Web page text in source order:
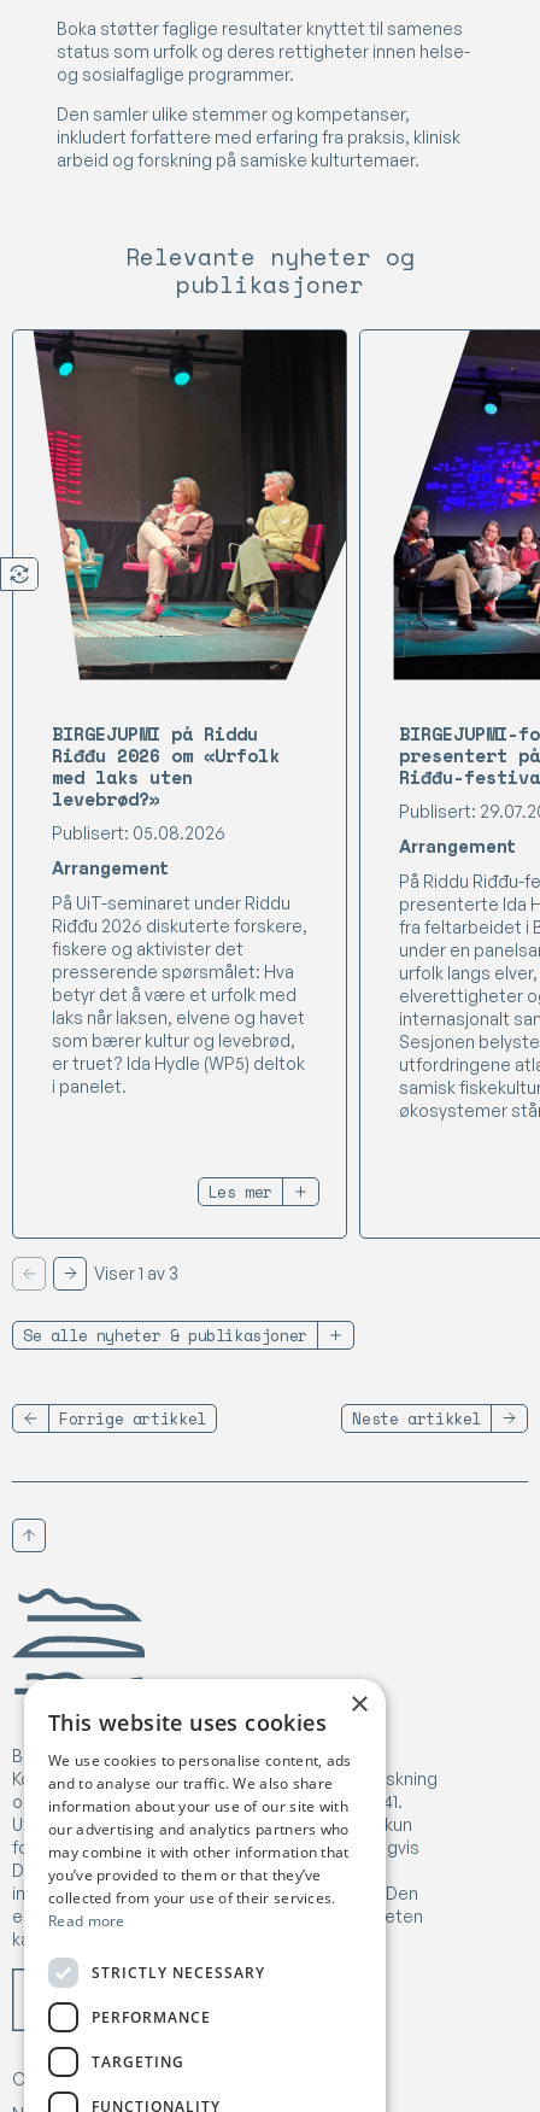
Boka støtter faglige resultater knyttet til samenes
status som urfolk og deres rettigheter innen helse-
og sosialfaglige programmer.
Den samler ulike stemmer og kompetanser,
inkludert forfattere med erfaring fra praksis, klinisk
arbeid og forskning på samiske kulturtemaer.
Relevante nyheter og
publikasjoner
BIRGEJUPMI på Riddu
Riđđu 2026 om «Urfolk
med laks uten
levebrød?»
Publisert: 05.08.2026
Arrangement
På UiT-seminaret under Riddu
Riđđu 2026 diskuterte forskere,
fiskere og aktivister det
presserende spørsmålet: Hva
betyr det å være et urfolk med
laks når laksen, elvene og havet
som bærer kultur og levebrød,
er truet? Ida Hydle (WP5) deltok
i panelet.
Les mer
BIRGEJUPMI-
presentert
Riđđu-
Publisert:
Arrangement
På Riddu Riđđu-
presenterte Ida
fra feltarbeidet i
under en
urfolk langs elver,
elverettigheter
internasjonalt
Sesjonen belyste
utfordringene
samisk
økosystemer
ForrigeNesteViser 1 av 3
Se alle nyheter & publikasjoner
Forrige artikkel Neste artikkel
Scroll til toppen
Birgejupmi
Birgejupmi har mottatt finansiering fra Europa-
Kommisjonens Horizon Europe-program for forskning
og innovasjon under tilskuddsavtale nr. 101182041.
Uttrykte meninger og vurderinger er imidlertid kun
forfatterens egne og reflekterer ikke nødvendigvis
Den europeiske unions eller Forsknings- og
innovasjonsbyråets (REA) synspunkter. Verken Den
europeiske unionen eller finansieringsmyndigheten
kan holdes ansvarlig for disse.
Om
Vårt arbeid
×
This website uses cookies
We use cookies to personalise content, ads
and to analyse our traffic. We also share
information about your use of our site with
our advertising and analytics partners who
may combine it with other information that
you’ve provided to them or that they’ve
collected from your use of their services.
Read more
STRICTLY NECESSARY
PERFORMANCE
TARGETING
FUNCTIONALITY